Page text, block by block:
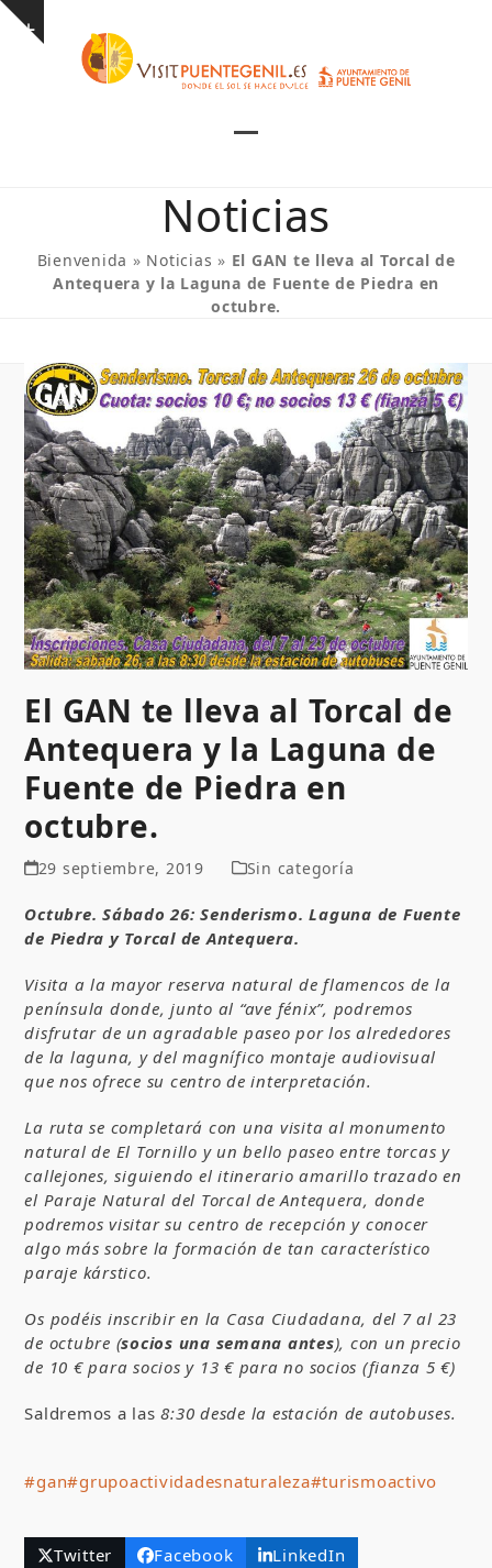
Skip
Show
mobile
menu
mobile
menu
Noticias
Bienvenida » Noticias » El GAN te lleva al Torcal de
Antequera y la Laguna de Fuente de Piedra en
octubre.
El GAN te lleva al Torcal de
Antequera y la Laguna de
Fuente de Piedra en
octubre.
29 septiembre, 2019 Sin categoría
Octubre. Sábado 26: Senderismo. Laguna de Fuente
de Piedra y Torcal de Antequera.
Visita a la mayor reserva natural de flamencos de la
península donde, junto al “ave fénix”, podremos
disfrutar de un agradable paseo por los alrededores
de la laguna, y del magnífico montaje audiovisual
que nos ofrece su centro de interpretación.
La ruta se completará con una visita al monumento
natural de El Tornillo y un bello paseo entre torcas y
callejones, siguiendo el itinerario amarillo trazado en
el Paraje Natural del Torcal de Antequera, donde
podremos visitar su centro de recepción y conocer
algo más sobre la formación de tan característico
paraje kárstico.
Os podéis inscribir en la Casa Ciudadana, del 7 al 23
de octubre (socios una semana antes), con un precio
de 10 € para socios y 13 € para no socios (fianza 5 €)
Saldremos a las 8:30 desde la estación de autobuses.
#gan#grupoactividadesnaturaleza#turismoactivo
Twitter Facebook
LinkedIn